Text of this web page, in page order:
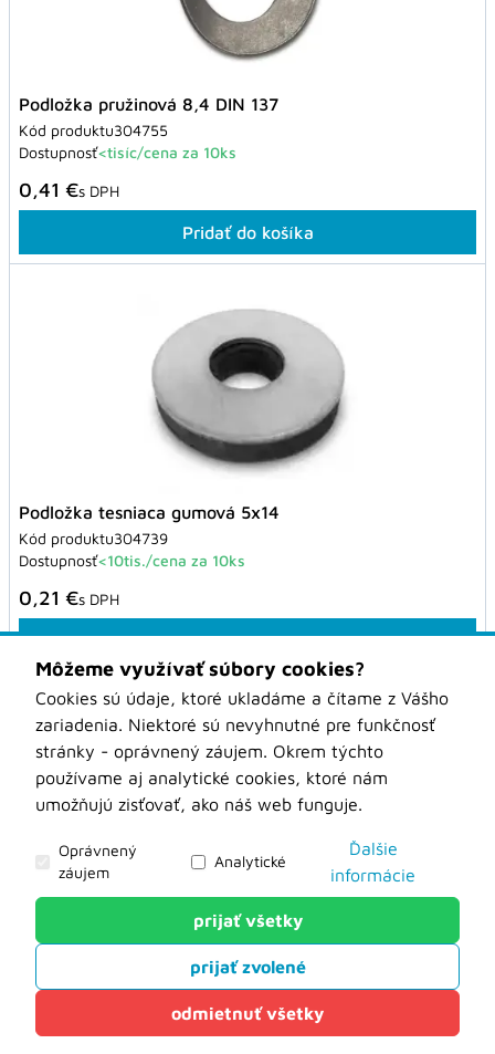
Podložka pružinová 8,4 DIN 137
Kód produktu304755
Dostupnosť<tisíc/cena za 10ks
0,41 €s DPH
Pridať do košíka
Podložka tesniaca gumová 5x14
Kód produktu304739
Dostupnosť<10tis./cena za 10ks
0,21 €s DPH
Pridať do košíka
Stránka 1 z 2
WOOD BOTO PRIATEĽ DREVA
Obchodné podmienky
O nás
Aktuality
Prepravné podmienky
Kontaktný formulár na stroje
Odstúpenie od zmluvy
Formuláre pre zákazkové nástroje
Môžeme využívať súbory cookies?
Cookies sú údaje, ktoré ukladáme a čítame z Vášho
zariadenia. Niektoré sú nevyhnutné pre funkčnosť
stránky - oprávnený záujem. Okrem týchto
používame aj analytické cookies, ktoré nám
umožňujú zisťovať, ako náš web funguje.
Oprávnený
záujem
Analytické
Ďalšie
informácie
Analytické
Tieto cookies nám slúžia na zisťovanie anonymných
údajov o návštevnosti nášho webu. Môžu hovoriť o
tom, odkiaľ ste k nám prišli, o vyhľadávaniach na
prijať všetky
prijať zvolené
odmietnuť všetky